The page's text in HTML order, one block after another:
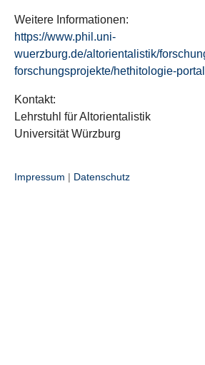
Weitere Informationen:
https://www.phil.uni-
wuerzburg.de/altorientalistik/
forschungsprojekte/hethitologie-
Kontakt:
Lehrstuhl für Altorientalistik
Universität Würzburg
Impressum | Datenschutz